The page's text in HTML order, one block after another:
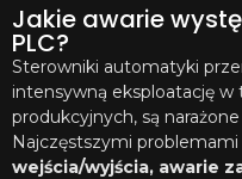
Jakie awarie
PLC?
Sterowniki automatyki
intensywną eksploatację
produkcyjnych, są
Najczęstszymi problemami
wejścia/wyjścia, awarie